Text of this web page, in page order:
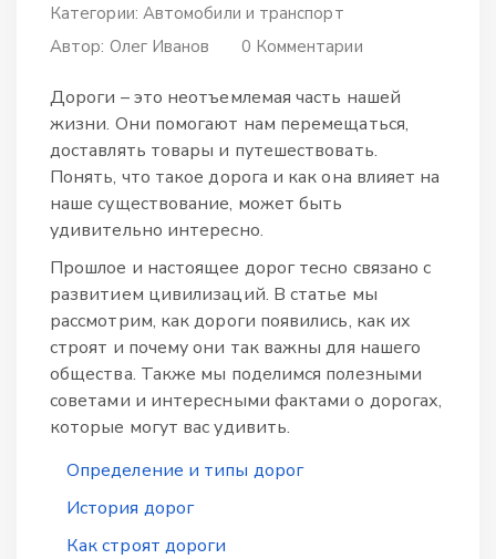
Категории: Автомобили и транспорт
Автор: Олег Иванов 0 Комментарии
Дороги – это неотъемлемая часть нашей
жизни. Они помогают нам перемещаться,
доставлять товары и путешествовать.
Понять, что такое дорога и как она влияет на
наше существование, может быть
удивительно интересно.
Прошлое и настоящее дорог тесно связано с
развитием цивилизаций. В статье мы
рассмотрим, как дороги появились, как их
строят и почему они так важны для нашего
общества. Также мы поделимся полезными
советами и интересными фактами о дорогах,
которые могут вас удивить.
Определение и типы дорог
История дорог
Как строят дороги